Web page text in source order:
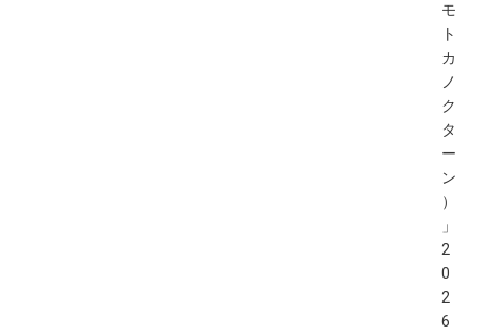
モ
ト
カ
ノ
ク
タ
ー
ン
）
」
2
0
2
6